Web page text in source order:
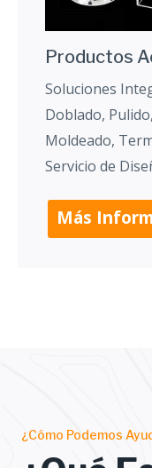
Productos
Soluciones
Doblado,
Moldeado,
Servicio de
Más
¿Cómo Podemos